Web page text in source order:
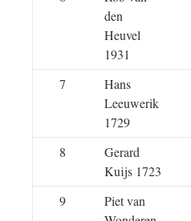
den
Heuvel
1931
7
Hans
Leeuwerik
1729
8
Gerard
Kuijs 1723
9
Piet van